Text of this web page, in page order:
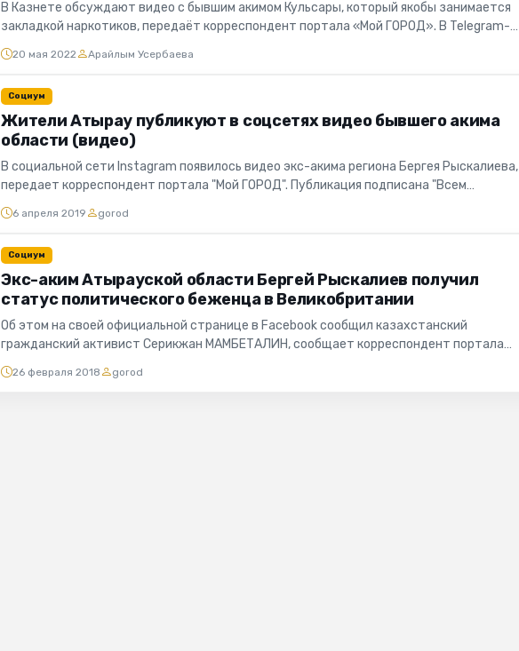
В Казнете обсуждают видео с бывшим акимом Кульсары, который якобы занимается
закладкой наркотиков, передаёт корреспондент портала «Мой ГОРОД». В Telegram-
каналах появилос...
20 мая 2022 Арайлым Усербаева
Социум
Жители Атырау публикуют в соцсетях видео бывшего акима
области (видео)
В социальной сети Instagram появилось видео экс-акима региона Бергея Рыскалиева,
передает корреспондент портала "Мой ГОРОД". Публикация подписана "Всем
подписчикам страни...
6 апреля 2019 gorod
Социум
Экс-аким Атырауской области Бергей Рыскалиев получил
статус политического беженца в Великобритании
Об этом на своей официальной странице в Facebook сообщил казахстанский
гражданский активист Серикжан МАМБЕТАЛИН, сообщает корреспондент портала
"Мой ГОРОД". Фото со стран...
26 февраля 2018 gorod